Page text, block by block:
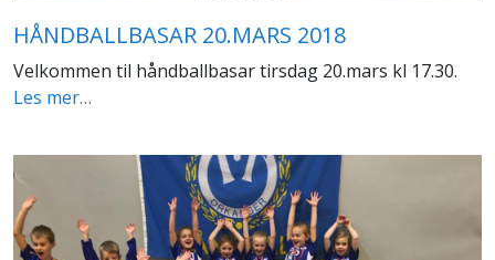
HÅNDBALLBASAR 20.MARS 2018
Velkommen til håndballbasar tirsdag 20.mars kl 17.30.
Les mer…